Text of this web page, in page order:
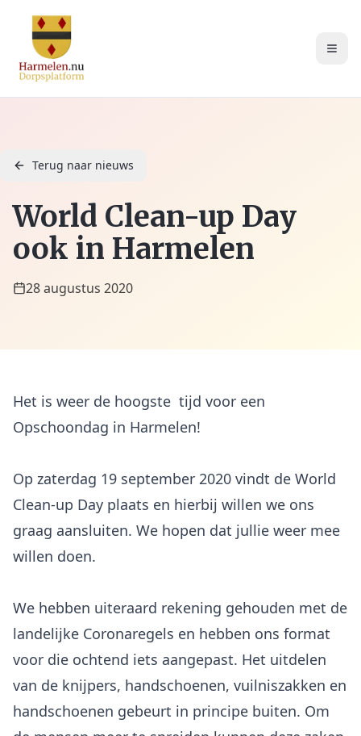
Terug naar nieuws
World Clean-up Day
ook in Harmelen
28 augustus 2020
Het is weer de hoogste tijd voor een
Opschoondag in Harmelen!
Op zaterdag 19 september 2020 vindt de World
Clean-up Day plaats en hierbij willen we ons
graag aansluiten. We hopen dat jullie weer mee
willen doen.
We hebben uiteraard rekening gehouden met de
landelijke Coronaregels en hebben ons format
voor die ochtend iets aangepast. Het uitdelen
van de knijpers, handschoenen, vuilniszakken en
handschoenen gebeurt in principe buiten. Om